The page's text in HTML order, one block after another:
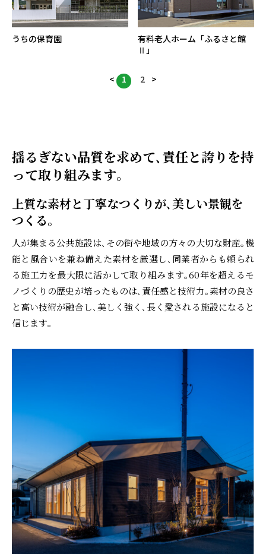
うちの保育園
有料老人ホーム「ふるさと館
Ⅱ」
< 1 2 >
揺るぎない品質を求めて､責任と誇りを持
って取り組みます｡
上質な素材と丁寧なつくりが､美しい景観を
つくる｡
人が集まる公共施設は､その街や地域の方々の大切な財産｡機
能と風合いを兼ね備えた素材を厳選し､同業者からも頼られ
る施工力を最大限に活かして取り組みます｡60年を超えるモ
ノづくりの歴史が培ったものは､責任感と技術力｡素材の良さ
と高い技術が融合し､美しく強く､長く愛される施設になると
信じます｡